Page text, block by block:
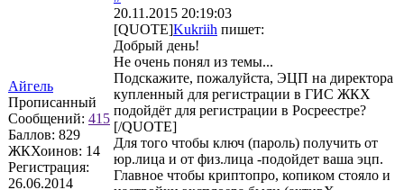
Айгель
Прописанный
Сообщений: 415
Баллов: 829
ЖКХоинов: 14
Регистрация:
26.06.2014
20.11.2015 20:19:03
[QUOTE]Kukriih пишет:
Добрый день!
Не очень понял из темы...
Подскажите, пожалуйста, ЭЦП на директора
купленный для регистрации в ГИС ЖКХ
подойдёт для регистрации в Росреестре?
[/QUOTE]
Для того чтобы ключ (пароль) получить от
юр.лица и от физ.лица -подойдет ваша эцп.
Главное чтобы криптопро, копиком стояло и